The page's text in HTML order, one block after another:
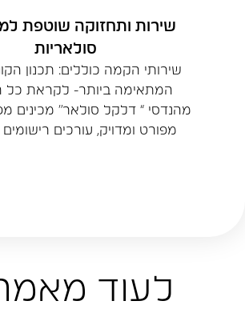
שירות ותחזוקה שוטפת
סולאריות
שירותי הקמה כוללים: תכנון
המתאימה ביותר- לקראת כל
מהנדסי “ דלקל סולאר” מכינים
מפורט ומדויק, עורכים רישומים
לעוד